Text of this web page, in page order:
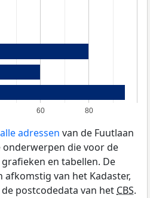
60 80
alle adressen van de Fuutlaan
onderwerpen die voor de
en tabellen. De
van het Kadaster,
postcodedata van hetCBS.